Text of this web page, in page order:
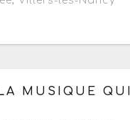
de 20h
MUSIQUE QUI